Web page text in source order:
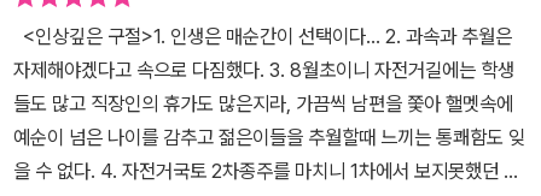
과 비교해도 손색이 없을 것 같다. 때로는 달리는 길이 무섭기도 하고,
위험하기도 하지만 그들을 끝내 그길을 완주해 낸다. 빗속을 달리는
그 순간이 얼마나 힘이들까 하면서도 왜 달리느냐는 물음을 그들은
자신의 체험으로 몸소 이야기해준다. 다시하면 더 잘할 것 같다는 체
험자의 이야기는 해보지 않은 사람들을 아연실색하게 만들겠지만 정
작 당사자는 행복해 보인다. 젊어서 고생은 사서도 한다지만 적지 않
<인상깊은 구절>1. 인생은 매순간이 선택이다... 2. 과속과 추월은
자제해야겠다고 속으로 다짐했다. 3. 8월초이니 자전거길에는 학생
들도 많고 직장인의 휴가도 많은지라, 가끔씩 남편을 쫓아 핼멧속에
예순이 넘은 나이를 감추고 젊은이들을 추월할때 느끼는 통쾌함도 잊
을 수 없다. 4. 자전거국토 2차종주를 마치니 1차에서 보지못했던 새